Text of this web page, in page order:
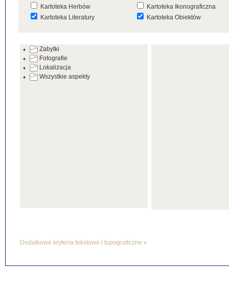
Kartoteka Herbów
Kartoteka Ikonograficzna
Kartoteka Literatury
Kartoteka Obiektów
Kartoteka Warsztatów
Kartoteka Zabytków
Zabytki
Fotografie
Lokalizacja
Wszystkie aspekty
Dodatkowe kryteria tekstowe i topograficzne »